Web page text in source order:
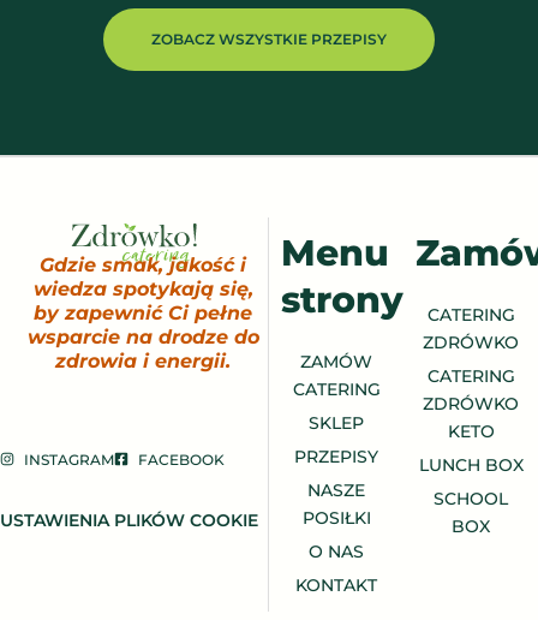
ZOBACZ WSZYSTKIE PRZEPISY
Gdzie smak, jakość i
wiedza spotykają się,
by zapewnić Ci pełne
wsparcie na drodze do
zdrowia i energii.
INSTAGRAM FACEBOOK
USTAWIENIA PLIKÓW COOKIE
Menu
strony
ZAMÓW
CATERING
SKLEP
PRZEPISY
NASZE
POSIŁKI
O NAS
KONTAKT
CATERING
ZDRÓWKO
CATERING
ZDRÓWKO
KETO
LUNCH BOX
SCHOOL
BOX